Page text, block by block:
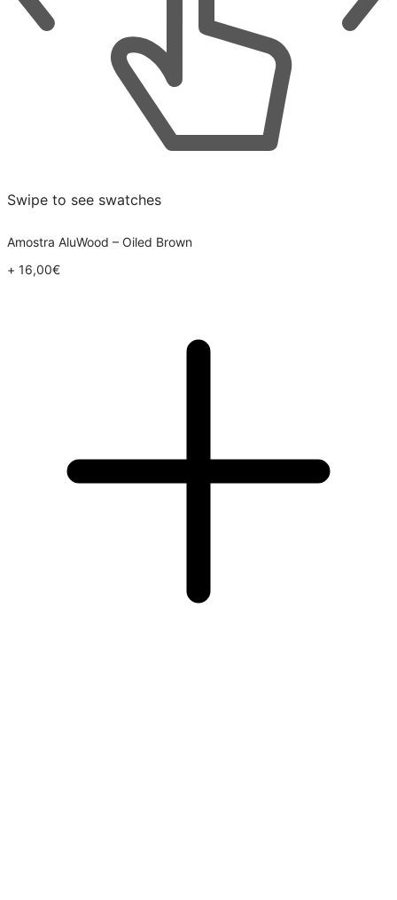
Swipe to see swatches
Amostra AluWood – Oiled Brown
+ 16,00€